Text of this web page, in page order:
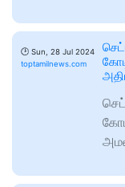
🕑 Sun, 28 Jul 2024
toptamilnews.com